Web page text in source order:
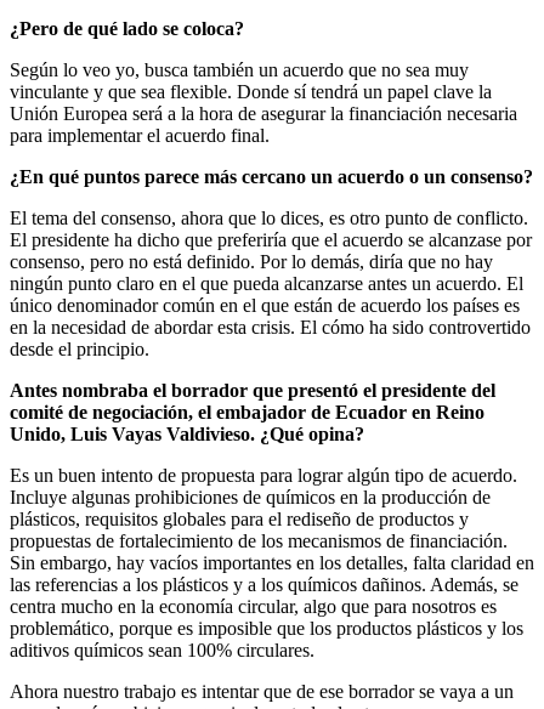
¿Pero de qué lado se coloca?
Según lo veo yo, busca también un acuerdo que no sea muy
vinculante y que sea flexible. Donde sí tendrá un papel clave la
Unión Europea será a la hora de asegurar la financiación necesaria
para implementar el acuerdo final.
¿En qué puntos parece más cercano un acuerdo o un consenso?
El tema del consenso, ahora que lo dices, es otro punto de conflicto.
El presidente ha dicho que preferiría que el acuerdo se alcanzase por
consenso, pero no está definido. Por lo demás, diría que no hay
ningún punto claro en el que pueda alcanzarse antes un acuerdo. El
único denominador común en el que están de acuerdo los países es
en la necesidad de abordar esta crisis. El cómo ha sido controvertido
desde el principio.
Antes nombraba el borrador que presentó el presidente del
comité de negociación, el embajador de Ecuador en Reino
Unido, Luis Vayas Valdivieso. ¿Qué opina?
Es un buen intento de propuesta para lograr algún tipo de acuerdo.
Incluye algunas prohibiciones de químicos en la producción de
plásticos, requisitos globales para el rediseño de productos y
propuestas de fortalecimiento de los mecanismos de financiación.
Sin embargo, hay vacíos importantes en los detalles, falta claridad en
las referencias a los plásticos y a los químicos dañinos. Además, se
centra mucho en la economía circular, algo que para nosotros es
problemático, porque es imposible que los productos plásticos y los
aditivos químicos sean 100% circulares.
Ahora nuestro trabajo es intentar que de ese borrador se vaya a un